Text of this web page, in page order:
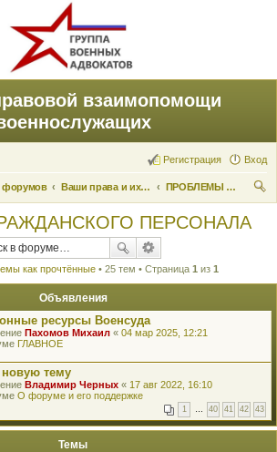
взаимопомощи
Вход
Регистрация
форумов Ваши права и их реализация
ПРОБЛЕМЫ ГРАЖДАНСКОГО ПЕРСОНАЛА
ПЕРСОНАЛА
как прочтённые• 25 тем • Страница 1 из 1
Объявления
ресурсы Военсуда
Пахомов Михаил « 04 мар 2025, 12:21
ГЛАВНОЕ
новую тему
Владимир Черных « 17 авг 2022, 16:10
О форуме и его поддержке
1 … 40 41 42 43
Темы